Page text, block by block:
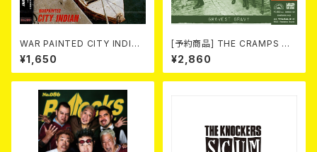
WAR PAINTED CITY INDIAN
/ Complete Discography
(CD)
¥1,650
[予約商品] THE CRAMPS ザ・
クランプス / Gravest Gravy
（墓場のごちそう）(CD) 2026.8
月下旬
¥2,860